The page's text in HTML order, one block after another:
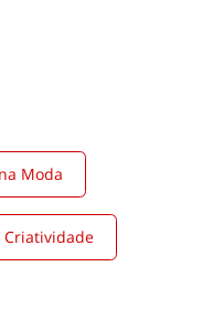
Moda
Criatividade